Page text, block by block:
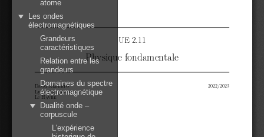
atome
Les ondes
électromagnétiques
Grandeurs
caractéristiques
Relation entre les
grandeurs
Domaines du spectre
électromagnétique
Dualité onde –
corpuscule
L'expérience
UE 2.11
Physique fondamentale
David Alberto
2022/2023
Lycée Françoise de Grâce
Le
Havre